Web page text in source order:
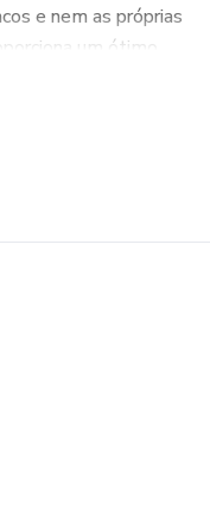
e nem as próprias
um ótimo